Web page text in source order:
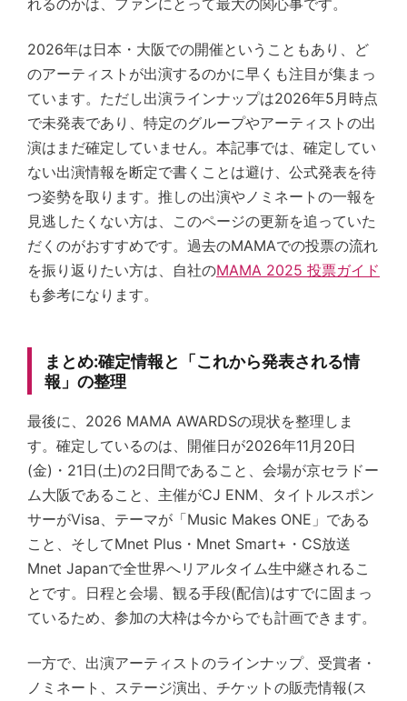
れるのかは、ファンにとって最大の関心事です。
2026年は日本・大阪での開催ということもあり、ど
のアーティストが出演するのかに早くも注目が集まっ
ています。ただし出演ラインナップは2026年5月時点
で未発表であり、特定のグループやアーティストの出
演はまだ確定していません。本記事では、確定してい
ない出演情報を断定で書くことは避け、公式発表を待
つ姿勢を取ります。推しの出演やノミネートの一報を
見逃したくない方は、このページの更新を追っていた
だくのがおすすめです。過去のMAMAでの投票の流れ
を振り返りたい方は、自社のMAMA 2025 投票ガイド
も参考になります。
まとめ:確定情報と「これから発表される情
報」の整理
最後に、2026 MAMA AWARDSの現状を整理しま
す。確定しているのは、開催日が2026年11月20日
(金)・21日(土)の2日間であること、会場が京セラドー
ム大阪であること、主催がCJ ENM、タイトルスポン
サーがVisa、テーマが「Music Makes ONE」である
こと、そしてMnet Plus・Mnet Smart+・CS放送
Mnet Japanで全世界へリアルタイム生中継されるこ
とです。日程と会場、観る手段(配信)はすでに固まっ
ているため、参加の大枠は今からでも計画できます。
一方で、出演アーティストのラインナップ、受賞者・
ノミネート、ステージ演出、チケットの販売情報(ス